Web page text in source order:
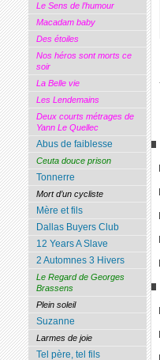
Le Sens de l’humour
Macadam baby
Des étoiles
Nos héros sont morts ce
soir
La Belle vie
Les Lendemains
Deux courts métrages de
Yann Le Quellec
Abus de faiblesse
Ceuta douce prison
Tonnerre
Mort d’un cycliste
Mère et fils
Dallas Buyers Club
12 Years A Slave
2 Automnes 3 Hivers
Le Regard de Georges
Brassens
Plein soleil
Suzanne
Larmes de joie
Tel père, tel fils